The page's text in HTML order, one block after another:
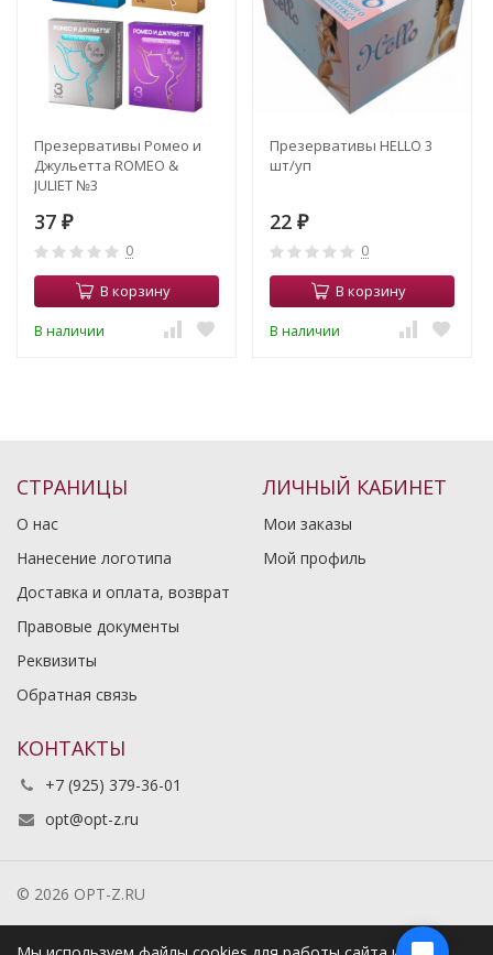
Презервативы Ромео и
Джульетта ROMEO &
JULIET №3
37 ₽
0
В корзину
В наличии
Презервативы HELLO 3
шт/уп
22 ₽
0
В корзину
В наличии
СТРАНИЦЫ
О нас
Нанесение логотипа
Доставка и оплата, возврат
Правовые документы
Реквизиты
Обратная связь
ЛИЧНЫЙ КАБИНЕТ
Мои заказы
Мой профиль
КОНТАКТЫ
+7 (925) 379-36-01
opt@opt-z.ru
© 2026 OPT-Z.RU